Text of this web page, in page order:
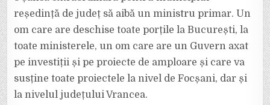
reședință de județ să aibă un ministru primar. Un
om care are deschise toate porțile la București, la
toate ministerele, un om care are un Guvern axat
pe investiții și pe proiecte de amploare și care va
susține toate proiectele la nivel de Focșani, dar și
la nivelul județului Vrancea.